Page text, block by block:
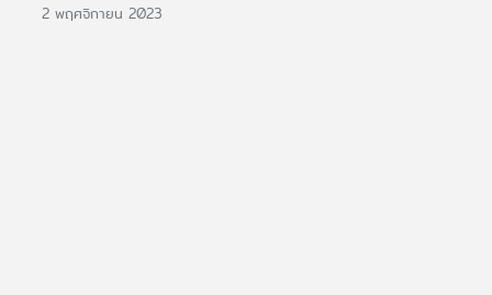
2 พฤศจิกายน 2023